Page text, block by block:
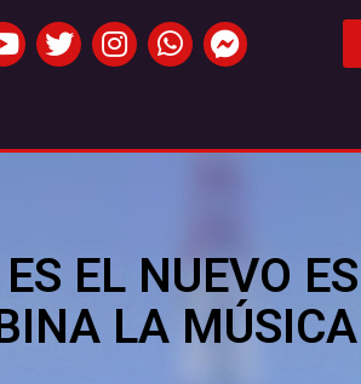
EL NUEVO
LA